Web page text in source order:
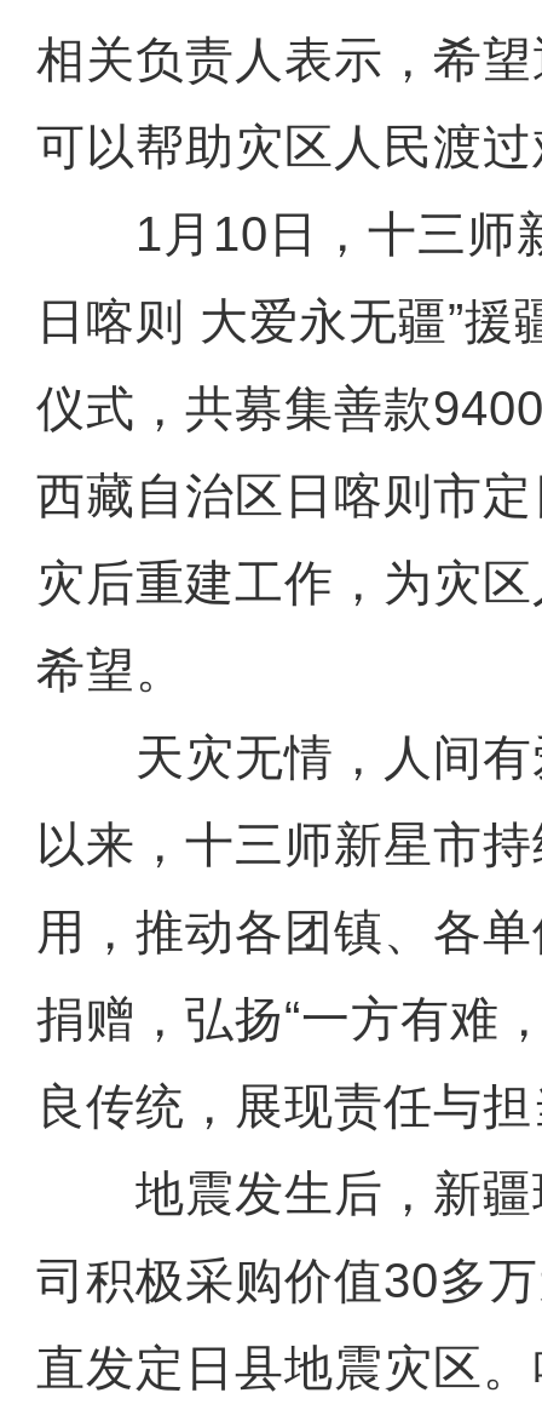
相关负责人表示，希
可以帮助灾区人民渡
1月10日，十三师
日喀则 大爱永无疆”援
仪式，共募集善款
西藏自治区日喀则市
灾后重建工作，为灾
希望。
天灾无情，人间有
以来，十三师新星市
用，推动各团镇、各
捐赠，弘扬“一方有难
良传统，展现责任与
地震发生后，新疆
司积极采购价值30多
直发定日县地震灾区